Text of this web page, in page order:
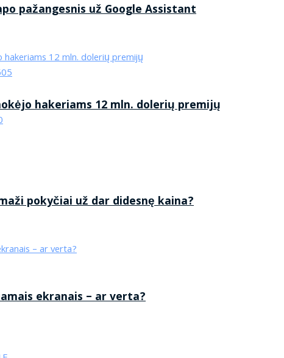
pažangesnis už Google Assistant
hakeriams 12 mln. dolerių premijų
pokyčiai už dar didesnę kaina?
ekranais – ar verta?